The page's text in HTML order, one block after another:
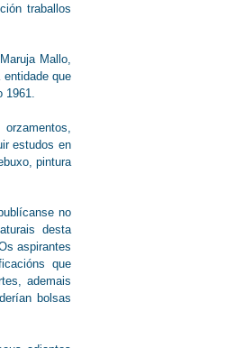
traballos
Mallo,
que
1961.
estudos en
pintura
no
desta
aspirantes
que
ademais
bolsas